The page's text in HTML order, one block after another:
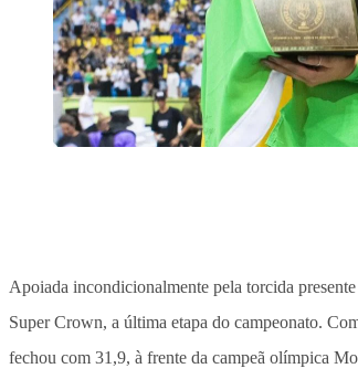
Apoiada incondicionalmente pela torcida
Super Crown, a última etapa do campeonato.
fechou com 31,9, à frente da campeã olímpica